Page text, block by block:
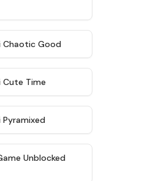
★
Chaotic Good
Cute Time
Pyramixed
★
Unblocked